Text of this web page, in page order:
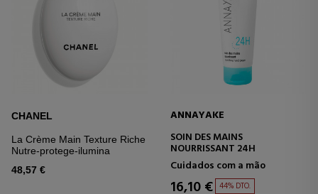
CHANEL
La Crème Main Texture Riche
Nutre-protege-ilumina
48,57 €
ANNAYAKE
SOIN DES MAINS
NOURRISSANT 24H
Cuidados com a mão
16,10 € 44% DTO.